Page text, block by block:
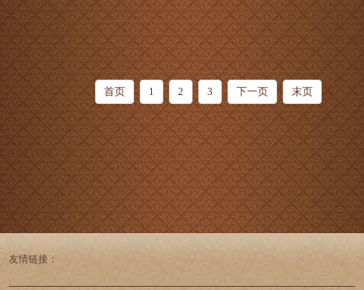
首页 1 2 3 下一页 末页
友情链接：